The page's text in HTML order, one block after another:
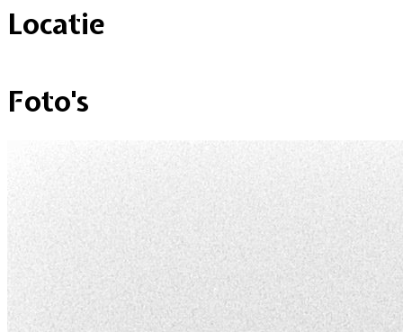
Locatie
–
Foto's